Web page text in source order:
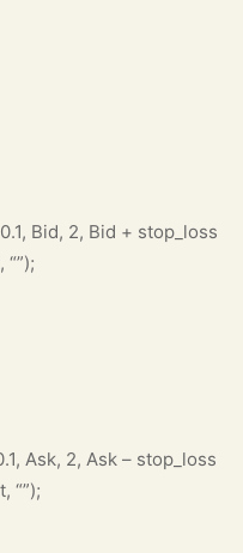
Bid, 2, Bid + stop_loss
Ask, 2, Ask – stop_loss
“”);